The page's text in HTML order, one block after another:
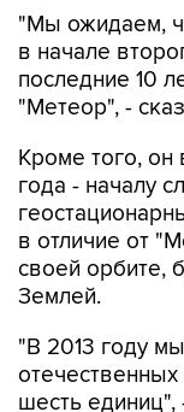
"Мы ожидаем,
в начале
последние 10
"Метеор", -
Кроме того, он
года - началу
в отличие от
своей орбите,
Землей.
"В 2013 году
отечественных
шесть единиц",